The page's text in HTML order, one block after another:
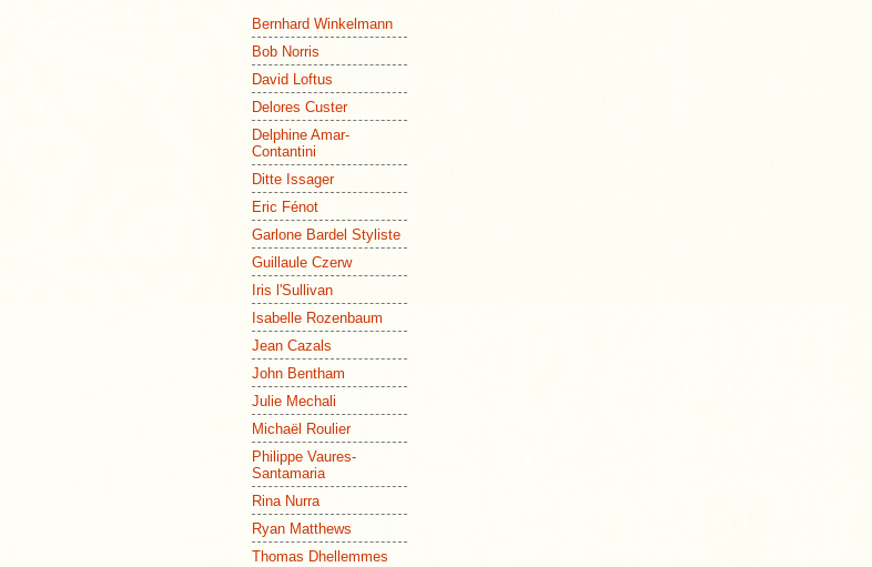
Bernhard Winkelmann
Bob Norris
David Loftus
Delores Custer
Delphine Amar-
Contantini
Ditte Issager
Eric Fénot
Garlone Bardel Styliste
Guillaule Czerw
Iris l'Sullivan
Isabelle Rozenbaum
Jean Cazals
John Bentham
Julie Mechali
Michaël Roulier
Philippe Vaures-
Santamaria
Rina Nurra
Ryan Matthews
Thomas Dhellemmes